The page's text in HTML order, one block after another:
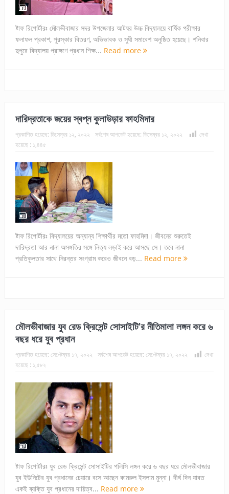
ষ্টাফ রিপোর্টারঃ মৌলভীবাজার সদর উপজেলার আটঘর উচ্চ বিদ্যালয়ে বার্ষিক পরীক্ষার
ফলাফল প্রকাশ, পুরস্কার বিতরণ, অভিভাবক ও সুধী সমাবেশ অনুষ্ঠিত হয়েছে। শনিবার
দুপুরে বিদ্যালয় প্রাঙ্গণে প্রধান শিক্ষ... Read more
দারিদ্রতাকে জয়ের স্বপ্ন কুলাউড়ার ফাহমিদার
প্রকাশিত হয়েছে: ডিসেম্বর ১২, ২০২২ সর্বশেষ আপডেট হয়েছে: ডিসেম্বর ১২, ২০২২
দেখা
হয়েছে : ১,৪৪৫
ষ্টাফ রিপোর্টারঃ বিদ্যালয়ের অন্যান্য শিক্ষার্থীর মতো ফাহমিদা। জীবনের শুরুতেই
দারিদ্রতা আর নানা অসঙ্গতির সঙ্গে নিত্য লড়াই করে আসছে সে। তবে নানা
প্রতিকূলতার সাথে নিরন্তর সংগ্রাম করেও জীবনে বড়... Read more
মৌলভীবাজার যুব রেড ক্রিসেন্ট সোসাইটি’র নীতিমালা লঙ্গন করে ৬
বছর ধরে যুব প্রধান
প্রকাশিত হয়েছে: সেপ্টেম্বর ১৭, ২০২২ সর্বশেষ আপডেট হয়েছে: সেপ্টেম্বর ১৭, ২০২২
দেখা
হয়েছে : ১,৫৮২
ষ্টাফ রিপোর্টারঃ যুব রেড ক্রিসেন্ট সোসাইটির পলিসি লঙ্গন করে ৬ বছর ধরে মৌলভীবাজার
যুব ইউনিটের যুব প্রধানের চেয়ারে বসে আছেন কামরুল ইসলাম মুন্না। দীর্ঘ দিন যাবত
একই ব্যক্তি যুব প্রধানের দায়িত্ব... Read more